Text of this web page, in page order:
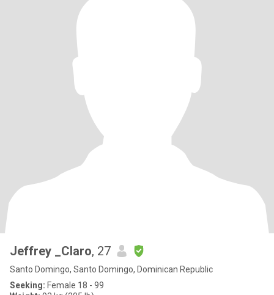
Jeffrey _Claro, 27
Santo Domingo, Santo Domingo, Dominican Republic
Seeking: Female 18 - 99